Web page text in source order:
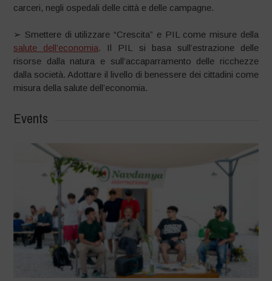
carceri, negli ospedali delle città e delle campagne.
➢ Smettere di utilizzare “Crescita” e PIL come misure della
salute dell’economia. Il PIL si basa sull’estrazione delle
risorse dalla natura e sull’accaparramento delle ricchezze
dalla società. Adottare il livello di benessere dei cittadini come
misura della salute dell’economia.
Events